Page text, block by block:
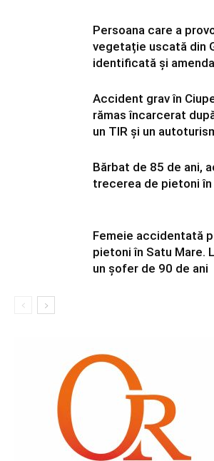
Persoana care a
vegetație uscată din
identificată și
Accident grav în
rămas încarcerat
un TIR și un
Bărbat de 85 de ani,
trecerea de pietoni
Femeie accidentată
pietoni în Satu Mare.
un șofer de 90 de ani